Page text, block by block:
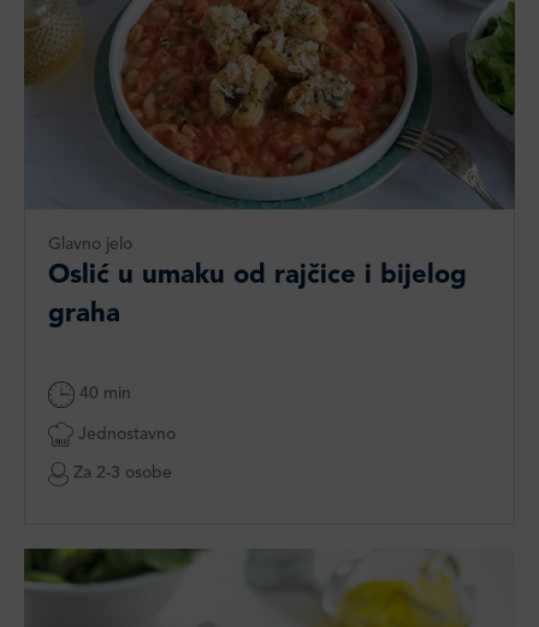
Glavno jelo
Oslić u umaku od rajčice i bijelog
graha
40 min
Jednostavno
Za 2-3 osobe